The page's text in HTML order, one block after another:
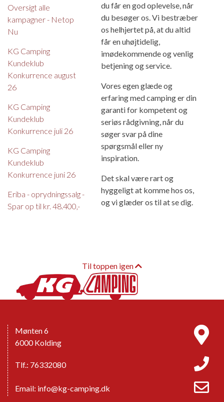
Oversigt alle
kampagner - Netop
Nu
KG Camping
Kundeklub
Konkurrence august
26
KG Camping
Kundeklub
Konkurrence juli 26
KG Camping
Kundeklub
Konkurrence juni 26
Eriba - oprydningssalg -
Spar op til kr. 48.400,-
du får en god oplevelse, når
du besøger os. Vi bestræber
os helhjertet på, at du altid
får en uhøjtidelig,
imødekommende og venlig
betjening og service.
Vores egen glæde og
erfaring med camping er din
garanti for kompetent og
seriøs rådgivning, når du
søger svar på dine
spørgsmål eller ny
inspiration.
Det skal være rart og
hyggeligt at komme hos os,
og vi glæder os til at se dig.
Til toppen igen
Mønten 6
6000 Kolding
Tlf.: 76332080
Email: info@kg-camping.dk